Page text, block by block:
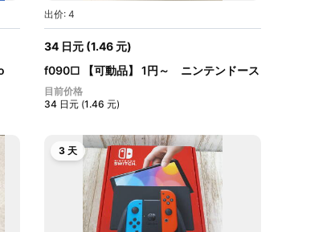
出价: 4
34 日元 (1.46 元)
f090□ 【可動品】 1円～ ニンテンドース
イ...
目前价格
34 日元 (1.46 元)
3 天